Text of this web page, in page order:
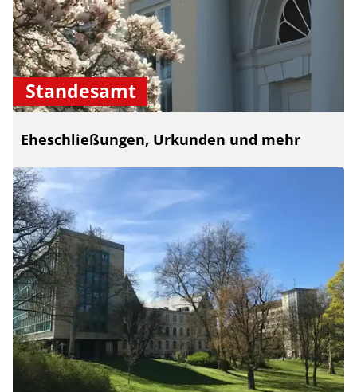
Standesamt
Eheschließungen, Urkunden und mehr